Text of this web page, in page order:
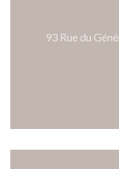
93 Rue du